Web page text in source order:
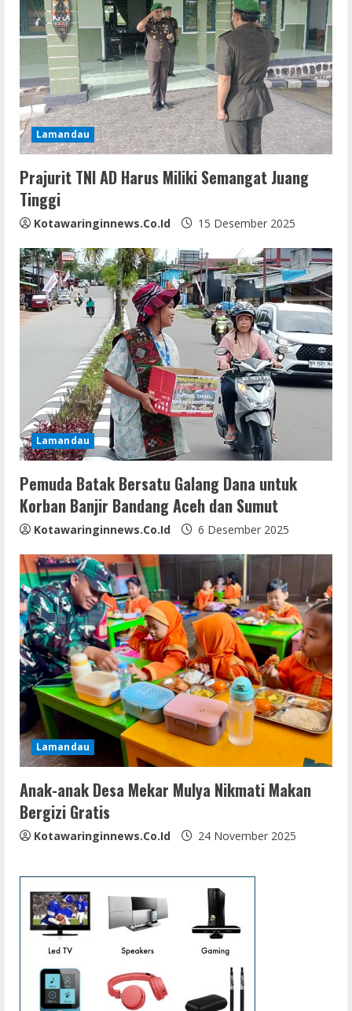
R
e
a
d
i
n
g
Lamandau
Prajurit TNI AD Harus Miliki Semangat Juang
Tinggi
Kotawaringinnews.co.id 15 Desember 2025
Lamandau
Pemuda Batak Bersatu Galang Dana untuk
Korban Banjir Bandang Aceh dan Sumut
Kotawaringinnews.co.id 6 Desember 2025
Lamandau
Anak-anak Desa Mekar Mulya Nikmati Makan
Bergizi Gratis
Kotawaringinnews.co.id 24 November 2025